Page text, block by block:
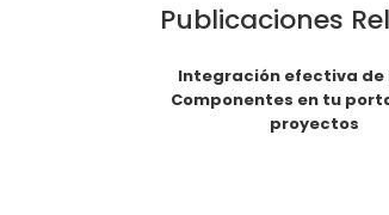
Publicaciones
Integración efectiva de
Componentes en tu
proyectos